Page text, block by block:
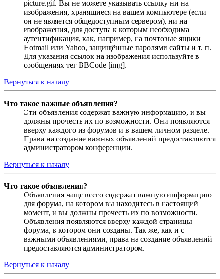
picture.gif. Вы не можете указывать ссылку ни на
изображения, хранящиеся на вашем компьютере (если
он не является общедоступным сервером), ни на
изображения, для доступа к которым необходима
аутентификация, как, например, на почтовые ящики
Hotmail или Yahoo, защищённые паролями сайты и т. п.
Для указания ссылок на изображения используйте в
сообщениях тег BBCode [img].
Вернуться к началу
Что такое важные объявления?
Эти объявления содержат важную информацию, и вы
должны прочесть их по возможности. Они появляются
вверху каждого из форумов и в вашем личном разделе.
Права на создание важных объявлений предоставляются
администратором конференции.
Вернуться к началу
Что такое объявления?
Объявления чаще всего содержат важную информацию
для форума, на котором вы находитесь в настоящий
момент, и вы должны прочесть их по возможности.
Объявления появляются вверху каждой страницы
форума, в котором они созданы. Так же, как и с
важными объявлениями, права на создание объявлений
предоставляются администратором.
Вернуться к началу